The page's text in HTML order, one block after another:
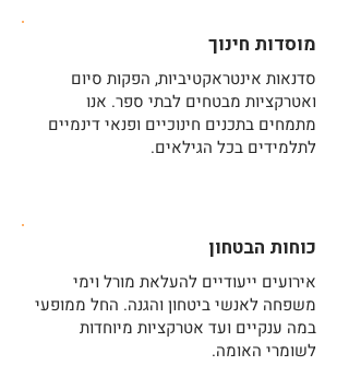
מוסדות חינוך
סדנאות אינטראקטיביות, הפקות סיום
ואטרקציות מבטחים לבתי ספר. אנו
מתמחים בתכנים חינוכיים ופנאי דינמיים
לתלמידים בכל הגילאים.
כוחות הבטחון
אירועים ייעודיים להעלאת מורל וימי
משפחה לאנשי ביטחון והגנה. החל ממופעי
במה ענקיים ועד אטרקציות מיוחדות
לשומרי האומה.